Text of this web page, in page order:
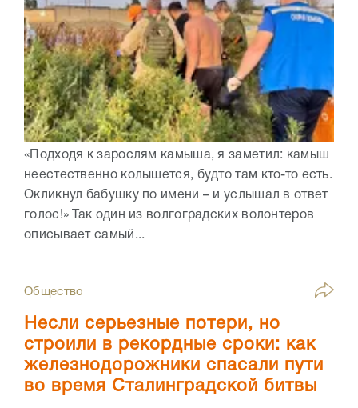
«Подходя к зарослям камыша, я заметил: камыш
неестественно колышется, будто там кто-то есть.
Окликнул бабушку по имени – и услышал в ответ
голос!» Так один из волгоградских волонтеров
описывает самый...
Общество
Несли серьезные потери, но
строили в рекордные сроки: как
железнодорожники спасали пути
во время Сталинградской битвы